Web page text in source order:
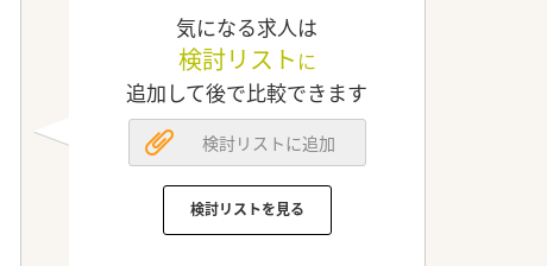
気になる求人は
検討リスト に
追加して後で比較できます
検討リストに追加
検討リストを見る